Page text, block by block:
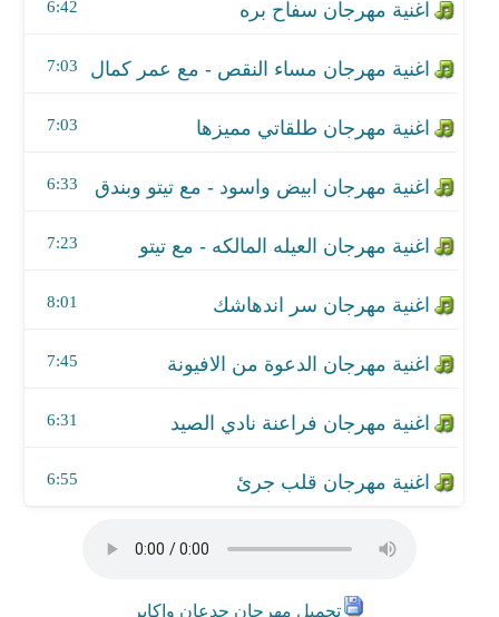
6:42
7:03
7:03
6:33
7:23
اغنية مهرجان سر اندهاشك
8:01
اغنية مهرجان الدعوة من الافيونة
7:45
اغنية مهرجان فراعنة نادي الصيد
6:31
6:55
تحميل مهرجان جدعان واكابر